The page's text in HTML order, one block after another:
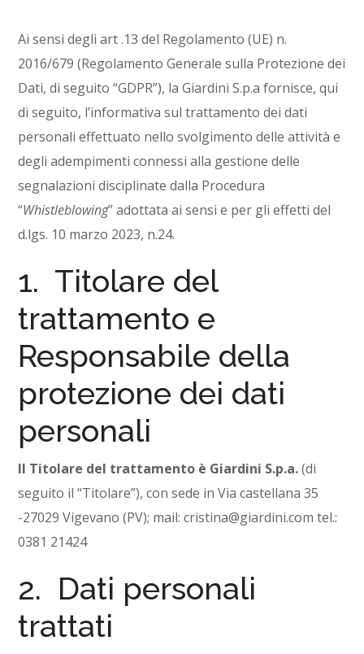
Ai sensi degli art .13 del Regolamento (UE) n.
2016/679 (Regolamento Generale sulla Protezione dei
Dati, di seguito “GDPR”), la Giardini S.p.a fornisce, qui
di seguito, l’informativa sul trattamento dei dati
personali effettuato nello svolgimento delle attività e
degli adempimenti connessi alla gestione delle
segnalazioni disciplinate dalla Procedura
“Whistleblowing” adottata ai sensi e per gli effetti del
d.lgs. 10 marzo 2023, n.24.
1. Titolare del
trattamento e
Responsabile della
protezione dei dati
personali
Il Titolare del trattamento è Giardini S.p.a.(di
seguito il “Titolare”), con sede in Via castellana 35
-27029 Vigevano (PV); mail: cristina@giardini.com tel.:
0381 21424
2. Dati personali
trattati